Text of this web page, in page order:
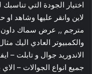
اختيار الجودة التي
لاين وانقر عليها وشاهد
مترجم ,, عرض سماك داون
والكمبيوتر العادي اليك
الاندوريد جوال و تابلت –
جميع انواع الجوالات –